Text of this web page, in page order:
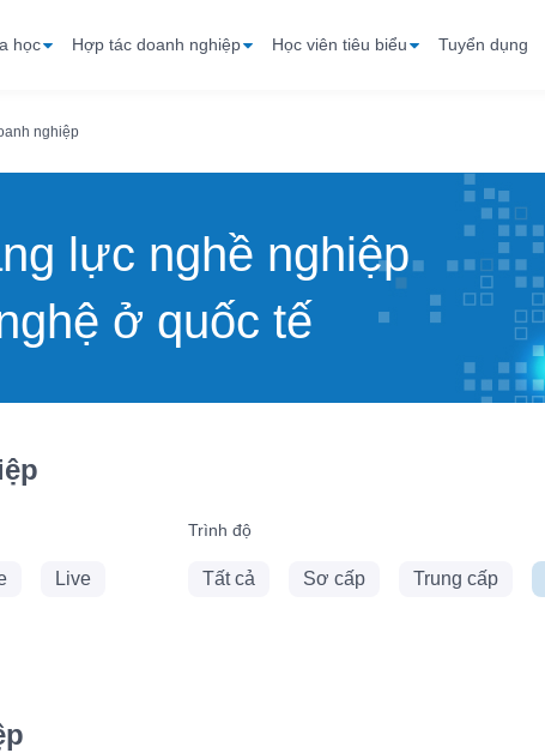
học Hợp tác doanh nghiệp Học viên tiêu biểu Tuyển dụng
nghiệp
lực nghề nghiệp
ở quốc tế
Live
Trình độ
Tất cả Sơ cấp Trung cấp